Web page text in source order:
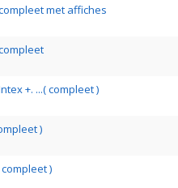
met affiches
+. ...( compleet )
)
)